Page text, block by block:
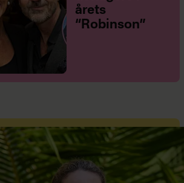
årets
“Robinson”